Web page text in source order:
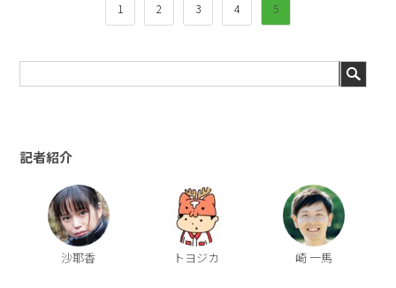
1 2 3 4 5
記者紹介
沙耶香 トヨジカ 崎 一馬